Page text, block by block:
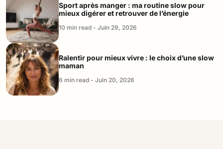
Sport après manger : ma routine slow pour
mieux digérer et retrouver de l’énergie
10 min read - Juin 29, 2026
Ralentir pour mieux vivre : le choix d’une slow
maman
6 min read - Juin 20, 2026